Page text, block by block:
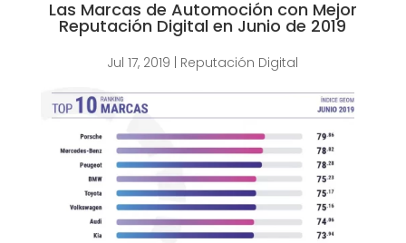
Las Marcas de Automoción con Mejor
Reputación Digital en Junio de 2019
Jul 17, 2019 Reputación Digital